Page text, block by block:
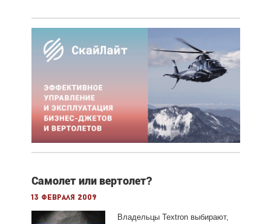
Cамолет или вертолет?
13 февраля 2009
Владельцы Textronвыбирают,